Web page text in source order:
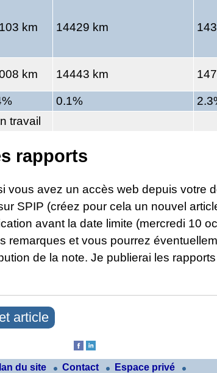
km 14429 km
km 14443 km
0.1%
travail
rapports
vous avez un accès web depuis votre
SPIP (créez pour cela un nouvel
avant la date limite (mercredi 10
remarques et vous pourrez
de la note. Je publierai les
article
du site Contact Espace privé